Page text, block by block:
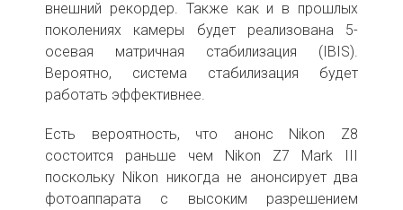
внешний рекордер. Также как и в прошлых
поколениях камеры будет реализована 5-
осевая матричная стабилизация (IBIS).
Вероятно, система стабилизация будет
работать эффективнее.
Есть вероятность, что анонс Nikon Z8
состоится раньше чем Nikon Z7 Mark III
поскольку Nikon никогда не анонсирует два
фотоаппарата с высоким разрешением